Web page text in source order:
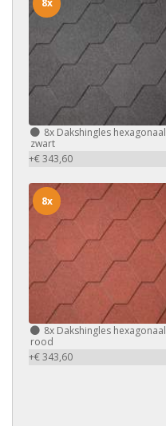
8x Dakshingles hexagonaal
zwart
+€ 343,60
8x
8x Dakshingles hexagonaal
rood
+€ 343,60
8x